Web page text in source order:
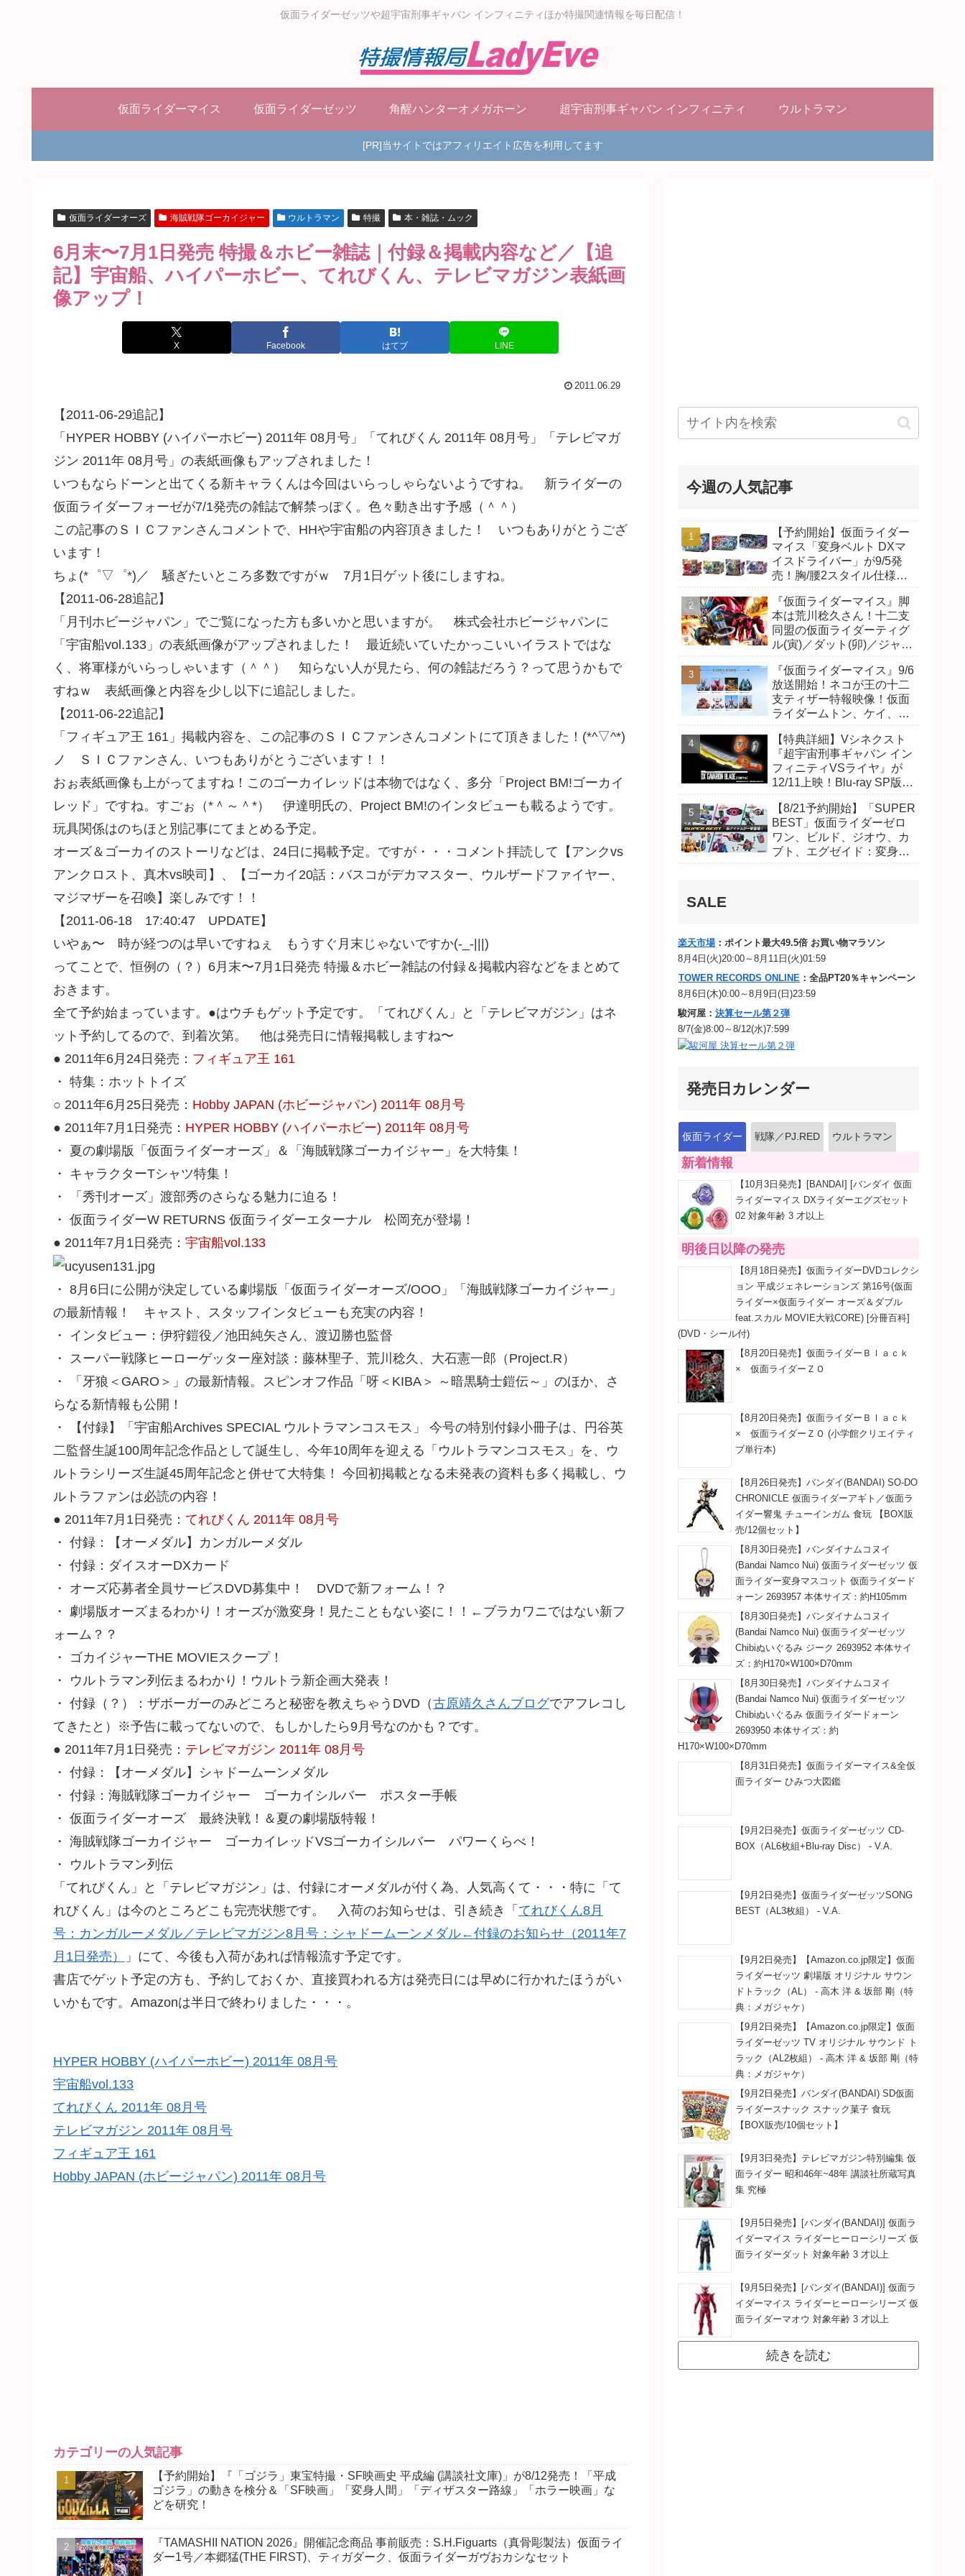
仮面ライダーゼッツや超宇宙刑事ギャバン インフィニティほか特撮関連情報を毎日配信！
仮面ライダーマイス 仮面ライダーゼッツ 角醒ハンターオメガホーン 超宇宙刑事ギャバン インフィニティ ウルトラマン
[PR]当サイトではアフィリエイト広告を利用してます
仮面ライダーオーズ 海賊戦隊ゴーカイジャー ウルトラマン 特撮 本・雑誌・ムック
6月末〜7月1日発売 特撮＆ホビー雑誌｜付録＆掲載内容など／【追
記】宇宙船、ハイパーホビー、てれびくん、テレビマガジン表紙画
像アップ！
X Facebook はてブ LINE
2011.06.29
【2011-06-29追記】
「HYPER HOBBY (ハイパーホビー) 2011年 08月号」「てれびくん 2011年 08月号」「テレビマガ
ジン 2011年 08月号」の表紙画像もアップされました！
いつもならドーンと出てくる新キャラくんは今回はいらっしゃらないようですね。 新ライダーの
仮面ライダーフォーゼが7/1発売の雑誌で解禁っぽく。色々動き出す予感（＾＾）
この記事のＳＩＣファンさんコメントで、HHや宇宙船の内容頂きました！ いつもありがとうござ
います！
ちょ(*゜▽゜*)／ 騒ぎたいところ多数ですがｗ 7月1日ゲット後にしますね。
【2011-06-28追記】
「月刊ホビージャパン」でご覧になった方も多いかと思いますが。 株式会社ホビージャパンに
「宇宙船vol.133」の表紙画像がアップされました！ 最近続いていたかっこいいイラストではな
く、将軍様がいらっしゃいます（＾＾） 知らない人が見たら、何の雑誌だろう？って思うかもで
すねｗ 表紙画像と内容を少し以下に追記しました。
【2011-06-22追記】
「フィギュア王 161」掲載内容を、この記事のＳＩＣファンさんコメントにて頂きました！(*^▽^*)
ノ ＳＩＣファンさん、いつもありがとうございます！！
おぉ表紙画像も上がってますね！このゴーカイレッドは本物ではなく、多分「Project BM!ゴーカイ
レッド」ですね。すごぉ（*＾～＾*） 伊達明氏の、Project BM!のインタビューも載るようです。
玩具関係はのちほと別記事にてまとめる予定。
オーズ＆ゴーカイのストーリなどは、24日に掲載予定。ですが・・・コメント拝読して【アンクvs
アンクロスト、真木vs映司】、【ゴーカイ20話：バスコがデカマスター、ウルザードファイヤー、
マジマザーを召喚】楽しみです！！
【2011-06-18 17:40:47 UPDATE】
いやぁ〜 時が経つのは早いですねぇ もうすぐ月末じゃないですか(-_-|||)
ってことで、恒例の（？）6月末〜7月1日発売 特撮＆ホビー雑誌の付録＆掲載内容などをまとめて
おきます。
全て予約始まっています。●はウチもゲット予定です。「てれびくん」と「テレビマガジン」はネ
ット予約してるので、到着次第。 他は発売日に情報掲載しますね〜
● 2011年6月24日発売： フィギュア王 161
・ 特集：ホットトイズ
○ 2011年6月25日発売： Hobby JAPAN (ホビージャパン) 2011年 08月号
● 2011年7月1日発売： HYPER HOBBY (ハイパーホビー) 2011年 08月号
・ 夏の劇場版「仮面ライダーオーズ」＆「海賊戦隊ゴーカイジャー」を大特集！
・ キャラクターTシャツ特集！
・ 「秀刊オーズ」渡部秀のさらなる魅力に迫る！
・ 仮面ライダーW RETURNS 仮面ライダーエターナル 松岡充が登場！
● 2011年7月1日発売： 宇宙船vol.133
・ 8月6日に公開が決定している劇場版「仮面ライダーオーズ/OOO」「海賊戦隊ゴーカイジャー」
の最新情報！ キャスト、スタッフインタビューも充実の内容！
・ インタビュー：伊狩鎧役／池田純矢さん、渡辺勝也監督
・ スーパー戦隊ヒーローゲッター座対談：藤林聖子、荒川稔久、大石憲一郎（Project.R）
・ 「牙狼＜GARO＞」の最新情報。スピンオフ作品「呀＜KIBA＞ ～暗黒騎士鎧伝～」のほか、さ
らなる新情報も公開！
・ 【付録】「宇宙船Archives SPECIAL ウルトラマンコスモス」 今号の特別付録小冊子は、円谷英
二監督生誕100周年記念作品として誕生し、今年10周年を迎える「ウルトラマンコスモス」を、ウ
ルトラシリーズ生誕45周年記念と併せて大特集！ 今回初掲載となる未発表の資料も多く掲載し、ウ
ルトラファンは必読の内容！
● 2011年7月1日発売： てれびくん 2011年 08月号
・ 付録：【オーメダル】カンガルーメダル
・ 付録：ダイスオーDXカード
・ オーズ応募者全員サービスDVD募集中！ DVDで新フォーム！？
・ 劇場版オーズまるわかり！オーズが激変身！見たこともない姿に！！←ブラカワニではない新フ
ォーム？？
・ ゴカイジャーTHE MOVIEスクープ！
・ ウルトラマン列伝まるわかり！ウルトラ新企画大発表！
・ 付録（？）：ザボーガーのみどころと秘密を教えちゃうDVD（古原靖久さんブログでアフレコし
てきたと）※予告に載ってないので、もしかしたら9月号なのかも？です。
● 2011年7月1日発売： テレビマガジン 2011年 08月号
・ 付録：【オーメダル】シャドームーンメダル
・ 付録：海賊戦隊ゴーカイジャー ゴーカイシルバー ポスター手帳
・ 仮面ライダーオーズ 最終決戦！＆夏の劇場版特報！
・ 海賊戦隊ゴーカイジャー ゴーカイレッドVSゴーカイシルバー パワーくらべ！
・ ウルトラマン列伝
「てれびくん」と「テレビマガジン」は、付録にオーメダルが付く為、人気高くて・・・特に「て
れびくん」は今のところどこも完売状態です。 入荷のお知らせは、引き続き「 てれびくん8月
号：カンガルーメダル／テレビマガジン8月号：シャドームーンメダル←付録のお知らせ（2011年7
月1日発売）
」にて、今後も入荷があれば情報流す予定です。
書店でゲット予定の方も、予約しておくか、直接買われる方は発売日には早めに行かれたほうがい
いかもです。Amazonは半日で終わりました・・・。
HYPER HOBBY (ハイパーホビー) 2011年 08月号
宇宙船vol.133
てれびくん 2011年 08月号
テレビマガジン 2011年 08月号
フィギュア王 161
Hobby JAPAN (ホビージャパン) 2011年 08月号
カテゴリーの人気記事
【予約開始】『「ゴジラ」東宝特撮・SF映画史 平成編 (講談社文庫)」が8/12発売！「平成
ゴジラ」の動きを検分＆「SF映画」「変身人間」「ディザスター路線」「ホラー映画」な
どを研究！
『TAMASHII NATION 2026』開催記念商品 事前販売：S.H.Figuarts（真骨彫製法）仮面ライ
ダー1号／本郷猛(THE FIRST)、ティガダーク、仮面ライダーガヴおカシなセット
今週の人気記事
【予約開始】仮面ライダー
マイス「変身ベルト DXマ
イスドライバー」が9/5発
売！胸/腰2スタイル仕様！
ッシュ、ジャオ/バイト、ケ
イ/ショットボーンバックル
も！
『仮面ライダーマイス』脚
本は荒川稔久さん！十二支
同盟の仮面ライダーティグ
ル(寅)／ダット(卯)／ジャオ
尾達臣のキャストが発表！
トリガーのアキト金子隼也
さんも変身！
『仮面ライダーマイス』9/6
放送開始！ネコが王の十二
支ティザー特報映像！仮面
ライダームトン、ケイ、ヴ
開！ライダーは子丑寅卯辰
巳午未申酉戌亥猫猫の14
人⁉
【特典詳細】Vシネクスト
『超宇宙刑事ギャバン イン
フィニティVSライヤ』が
12/11上映！Blu-ray SP版は
(エタニティver.)」「ユカイ
ダーエモルギー」ほか豪華
特典付き！
【8/21予約開始】「SUPER
BEST」仮面ライダーゼロ
ワン、ビルド、ジオウ、カ
ブト、エグゼイド：変身ベ
SALE
楽天市場 ：ポイント最大49.5倍 お買い物マラソン
8月4日(火)20:00～8月11日(火)01:59
TOWER RECORDS ONLINE ：全品PT20％キャンペーン
8月6日(木)0:00～8月9日(日)23:59
駿河屋： 決算セール第２弾
8/7(金)8:00～8/12(水)7:599
発売日カレンダー
仮面ライダー 戦隊／PJ.RED ウルトラマン
新着情報
【10月3日発売】[BANDAI] [バンダイ 仮面
ライダーマイス DXライダーエグズセット
02 対象年齢 3 才以上
明後日以降の発売
【8月18日発売】仮面ライダーDVDコレクシ
ョン 平成ジェネレーションズ 第16号(仮面
ライダー×仮面ライダー オーズ＆ダブル
feat.スカル MOVIE大戦CORE) [分冊百科]
(DVD・シール付)
【8月20日発売】仮面ライダーＢｌａｃｋ
× 仮面ライダーＺＯ
【8月20日発売】仮面ライダーＢｌａｃｋ
× 仮面ライダーＺＯ (小学館クリエイティ
ブ単行本)
【8月26日発売】バンダイ(BANDAI) SO-DO
CHRONICLE 仮面ライダーアギト／仮面ラ
イダー響鬼 チューインガム 食玩 【BOX販
売/12個セット】
【8月30日発売】バンダイナムコヌイ
(Bandai Namco Nui) 仮面ライダーゼッツ 仮
面ライダー変身マスコット 仮面ライダード
ォーン 2693957 本体サイズ：約H105mm
【8月30日発売】バンダイナムコヌイ
(Bandai Namco Nui) 仮面ライダーゼッツ
Chibiぬいぐるみ ジーク 2693952 本体サイ
ズ：約H170×W100×D70mm
【8月30日発売】バンダイナムコヌイ
(Bandai Namco Nui) 仮面ライダーゼッツ
Chibiぬいぐるみ 仮面ライダードォーン
2693950 本体サイズ：約
H170×W100×D70mm
【8月31日発売】仮面ライダーマイス&全仮
面ライダー ひみつ大図鑑
【9月2日発売】仮面ライダーゼッツ CD-
BOX（AL6枚組+Blu-ray Disc） - V.A.
【9月2日発売】仮面ライダーゼッツSONG
BEST（AL3枚組） - V.A.
【9月2日発売】【Amazon.co.jp限定】仮面
ライダーゼッツ 劇場版 オリジナル サウン
ドトラック（AL） - 高木 洋 & 坂部 剛（特
典：メガジャケ）
【9月2日発売】【Amazon.co.jp限定】仮面
ライダーゼッツ TV オリジナル サウンド ト
ラック（AL2枚組） - 高木 洋 & 坂部 剛（特
典：メガジャケ）
【9月2日発売】バンダイ(BANDAI) SD仮面
ライダースナック スナック菓子 食玩
【BOX販売/10個セット】
【9月3日発売】テレビマガジン特別編集 仮
面ライダー 昭和46年~48年 講談社所蔵写真
集 究極
【9月5日発売】[バンダイ(BANDAI)] 仮面ラ
イダーマイス ライダーヒーローシリーズ 仮
面ライダーダット 対象年齢 3 才以上
【9月5日発売】[バンダイ(BANDAI)] 仮面ラ
イダーマイス ライダーヒーローシリーズ 仮
面ライダーマオウ 対象年齢 3 才以上
続きを読む